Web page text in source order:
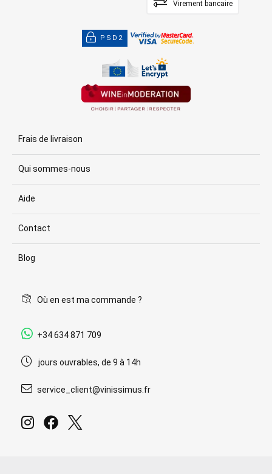
Virement bancaire
PSD2
Frais de livraison
Qui sommes-nous
Aide
Contact
Blog
Où en est ma commande ?
+34 634 871 709
jours ouvrables, de 9 à 14h
service_client@vinissimus.fr